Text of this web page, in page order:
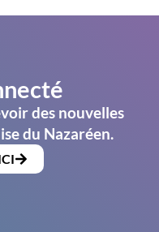
des nouvelles
du Nazaréen.